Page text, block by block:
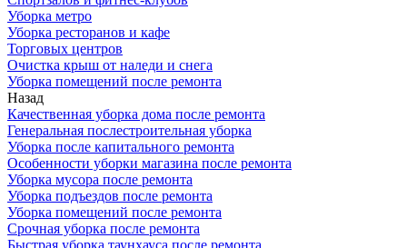
Уборка метро
Уборка ресторанов и кафе
Торговых центров
Очистка крыш от наледи и снега
Уборка помещений после ремонта
Назад
Качественная уборка дома после ремонта
Генеральная послестроительная уборка
Уборка после капитального ремонта
Особенности уборки магазина после ремонта
Уборка мусора после ремонта
Уборка подъездов после ремонта
Уборка помещений после ремонта
Срочная уборка после ремонта
Быстрая уборка таунхауса после ремонта